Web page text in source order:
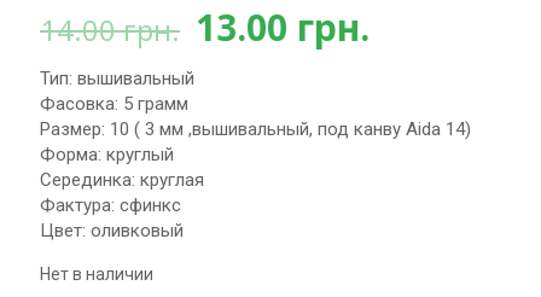
14.00грн. Первоначальная
14.00 грн..
13.00 грн.
Тип: вышивальный
Фасовка: 5 грамм
Размер: 10 ( 3 мм ,вышивальный, под канву Aida 14)
Форма: круглый
Серединка: круглая
Фактура: сфинкс
Цвет: оливковый
Нет в наличии